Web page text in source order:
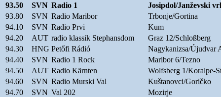
93.50
SVN Radio 1
Josipdol/Janževski
93.80
SVN Radio Maribor
Trbonje/Gortina
94.10
SVN Radio Prvi
Kum
94.20
AUT radio klassik Stephansdom
Graz 12/Schloßberg
94.30
HNG Petőfi Rádió
Nagykanizsa/Újudvar
94.40
SVN Radio 1 Rock
Maribor 6/Tezno
94.50
AUT Radio Kärnten
Wolfsberg 1/Koralpe-
94.60
SVN Radio Murski Val
Kuštanovci/Goričko
94.70
SVN Val 202
Mozirje